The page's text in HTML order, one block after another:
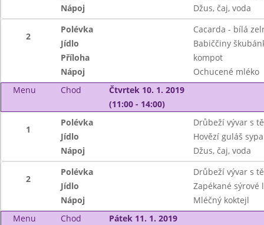
Nápoj
Džus, čaj, voda
2
Polévka
Cacarda - bílá
Jídlo
Babiččiny
Příloha
kompot
Nápoj
Ochucené mléko
Menu
Chod
Čtvrtek 10. 1. 2019
(11:00 - 14:00)
1
Polévka
Drůbeží vývar s
Jídlo
Hovězí guláš
Nápoj
Džus, čaj, voda
2
Polévka
Drůbeží vývar s
Jídlo
Zapékané sýrové
Nápoj
Mléčný koktejl
Menu
Chod
Pátek 11. 1. 2019